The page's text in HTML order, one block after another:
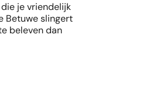
je vriendelijk
Betuwe slingert
beleven dan